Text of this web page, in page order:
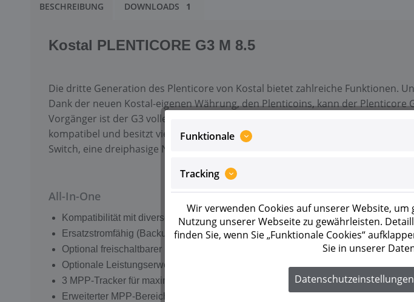
BESCHREIBUNG DOWNLOADS 1
Kostal PLENTICORE G3 M 8.5
Die dritte Generation des Plenticore von Kostal bietet zahlreiche Funktionen.
Dank der neuen Kostal-eigenen Währung, den Plenticoins, kann der
Vorgänger ist der G3 voller Innovationen, und verfügt über drei MPP-Tracker
kompatibel und besitzt vier digitale Ausgänge zur Steuerung des
Switch, eine dreiphasige Notstromversorgung.
All-In-One
Kompatibilität mit diversen Hochvoltbatterien
Ersatzstromfähig (Backup-Funktion) mit externer Umschalteinrichtung
Optional freischaltbarer Batterieeingang
Optionale Leistungserweiterung
3 MPP-Tracker für maximale Flexibilität
Erweiterter MPP-Bereich – perfekt für Repowering
Funktionale
Tracking
Wir verwenden Cookies auf unserer Website,
Nutzung unserer Webseite zu gewährleisten.
finden Sie, wenn Sie „Funktionale Cookies“
Sie in unserer
Datenschutzeinstellungen